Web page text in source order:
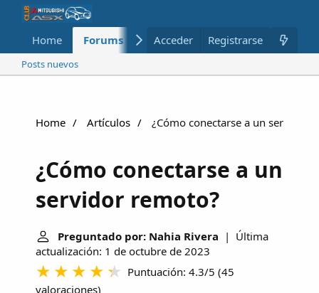
Home Forums Nuevo Miembros
Acceder Registrarse
Posts nuevos
Home Artículos ¿Cómo conectarse a un servidor
¿Cómo conectarse a un
servidor remoto?
Preguntado por: Nahia Rivera | Última
actualización: 1 de octubre de 2023
Puntuación: 4.3/5 (45
valoraciones)